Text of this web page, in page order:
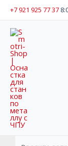
Перейти
содержимому
+7 921 925 77 37